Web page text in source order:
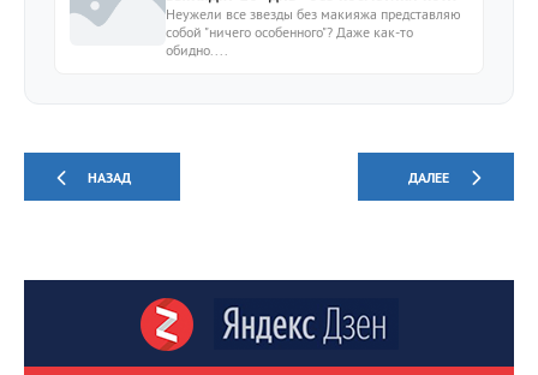
утрам
Неужели все звезды без макияжа представляю
собой "ничего особенного"? Даже как-то
обидно....
НАЗАД ДАЛЕЕ